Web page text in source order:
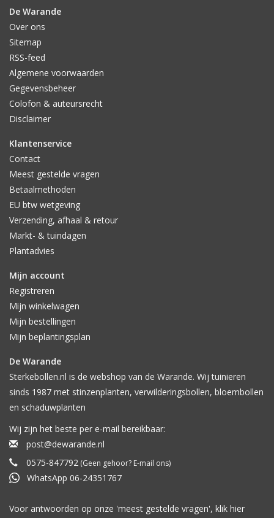
De Warande
Over ons
Sitemap
RSS-feed
Algemene voorwaarden
Gegevensbeheer
Colofon & auteursrecht
Disclaimer
Klantenservice
Contact
Meest gestelde vragen
Betaalmethoden
EU btw wetgeving
Verzending, afhaal & retour
Markt- & tuindagen
Plantadvies
Mijn account
Registreren
Mijn winkelwagen
Mijn bestellingen
Mijn beplantingsplan
De Warande
Sterkebollen.nl is de webshop van de Warande. Wij tuinieren
sinds 1987 met stinzenplanten, verwilderingsbollen, bloembollen
en schaduwplanten
Wij zijn het beste per e-mail bereikbaar:
post@dewarande.nl
0575-847792 (Geen gehoor? E-mail ons)
WhatsApp 06-24351767
Voor antwoorden op onze 'meest gestelde vragen', klik hier